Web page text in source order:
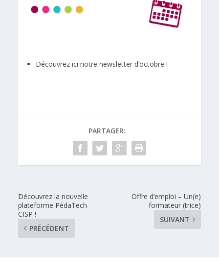
Découvrez ici notre newsletter d’octobre !
PARTAGER:
Découvrez la nouvelle
plateforme PédaTech
CISP !
PRÉCÉDENT
Offre d’emploi – Un(e)
formateur (trice)
SUIVANT